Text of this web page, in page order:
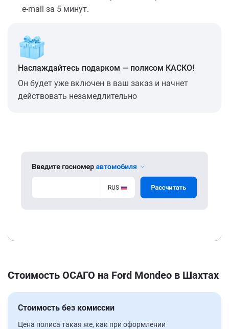
e-mail за 5 минут.
Наслаждайтесь подарком — полисом КАСКО!
Он будет уже включен в ваш заказ и начнет
действовать незамедлительно
Стоимость ОСАГО на Ford Mondeo в Шахтах
Стоимость без комиссии
Цена полиса такая же, как при оформлении